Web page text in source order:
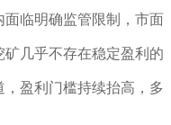
临明确监管限制，市面
矿几乎不存在稳定盈利的
盈利门槛持续抬高，多